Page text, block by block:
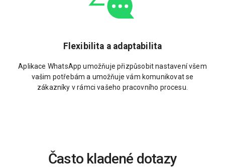
Flexibilita a adaptabilita
Aplikace WhatsApp umožňuje přizpůsobit nastavení všem
vašim potřebám a umožňuje vám komunikovat se
zákazníky v rámci vašeho pracovního procesu.
Často kladené dotazy